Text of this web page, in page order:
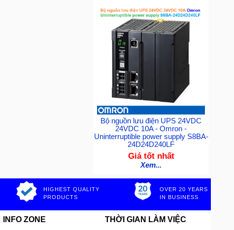
Bộ nguồn lưu điện UPS 24VDC
24VDC 10A - Omron -
Uninterruptible power supply S8BA-
24D24D240LF
Giá tốt nhất
Xem...
HIGHEST QUALITY
PRODUCTS
OVER 20 YEARS
IN BUSINESS
INFO ZONE THỜI GIAN LÀM VIỆC